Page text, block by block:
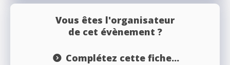
Vous êtes l'organisateur
de cet évènement ?
Complétez cette fiche...